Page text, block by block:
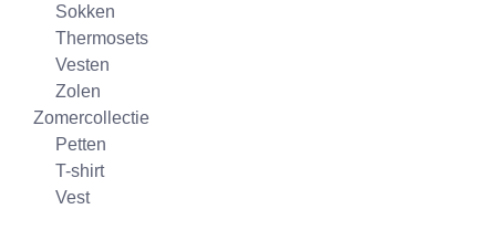
Sokken
Thermosets
Vesten
Zolen
Zomercollectie
Petten
T-shirt
Vest